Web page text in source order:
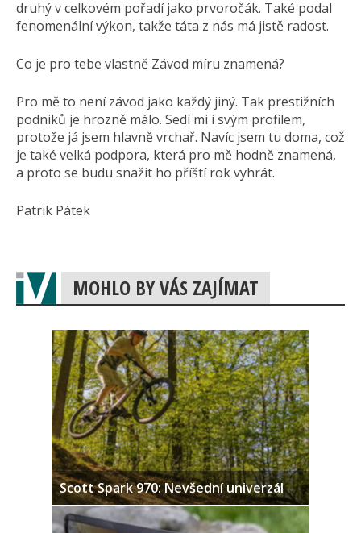
druhý v celkovém pořadí jako prvoročák. Také podal
fenomenální výkon, takže táta z nás má jistě radost.
Co je pro tebe vlastně Závod míru znamená?
Pro mě to není závod jako každý jiný. Tak prestižních
podniků je hrozně málo. Sedí mi i svým profilem,
protože já jsem hlavně vrchař. Navíc jsem tu doma, což
je také velká podpora, která pro mě hodně znamená,
a proto se budu snažit ho příští rok vyhrát.
Patrik Pátek
MOHLO BY VÁS ZAJÍMAT
Scott Spark 970: Nevšední univerzál